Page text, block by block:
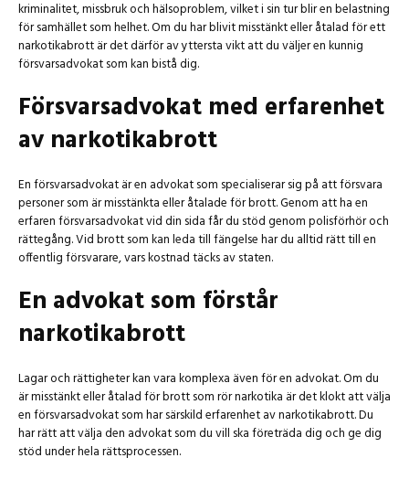
kriminalitet, missbruk och hälsoproblem, vilket i sin tur blir en belastning
för samhället som helhet. Om du har blivit misstänkt eller åtalad för ett
narkotikabrott är det därför av yttersta vikt att du väljer en kunnig
försvarsadvokat som kan bistå dig.
Försvarsadvokat med erfarenhet
av narkotikabrott
En försvarsadvokat är en advokat som specialiserar sig på att försvara
personer som är misstänkta eller åtalade för brott. Genom att ha en
erfaren försvarsadvokat vid din sida får du stöd genom polisförhör och
rättegång. Vid brott som kan leda till fängelse har du alltid rätt till en
offentlig försvarare, vars kostnad täcks av staten.
En advokat som förstår
narkotikabrott
Lagar och rättigheter kan vara komplexa även för en advokat. Om du
är misstänkt eller åtalad för brott som rör narkotika är det klokt att välja
en försvarsadvokat som har särskild erfarenhet av narkotikabrott. Du
har rätt att välja den advokat som du vill ska företräda dig och ge dig
stöd under hela rättsprocessen.